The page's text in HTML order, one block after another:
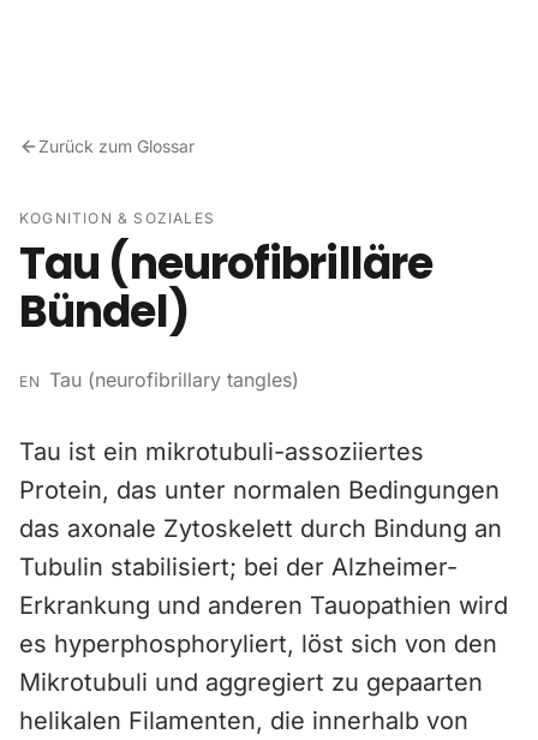
Zurück zum Glossar
KOGNITION & SOZIALES
Tau (neurofibrilläre
Bündel)
EN Tau (neurofibrillary tangles)
Tau ist ein mikrotubuli-assoziiertes
Protein, das unter normalen Bedingungen
das axonale Zytoskelett durch Bindung an
Tubulin stabilisiert; bei der Alzheimer-
Erkrankung und anderen Tauopathien wird
es hyperphosphoryliert, löst sich von den
Mikrotubuli und aggregiert zu gepaarten
helikalen Filamenten, die innerhalb von